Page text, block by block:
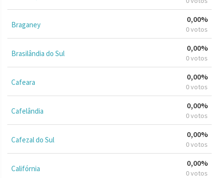
Braganey
0,00%
0 votos
Brasilândia do Sul
0,00%
0 votos
Cafeara
0,00%
0 votos
Cafelândia
0,00%
0 votos
Cafezal do Sul
0,00%
0 votos
Califórnia
0,00%
0 votos